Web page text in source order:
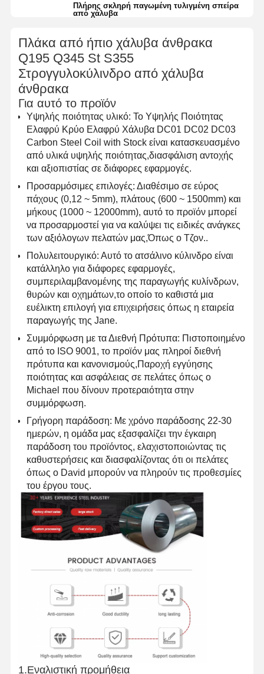
Αρχική
Σελίδα
Προϊόντα
Σχετικά Με
Εμάς
Γύρος
Εργοστασίων
Ποιοτικός
Έλεγχος
Επαφή Νέα
Ενωμένοι στενά σωλήνες χάλυβα
Χωρίς συγκόλληση σωλήνες χάλυβα
Σωλήνες από ανοξείδωτο χάλυβα
Σιδηρουργικοί σωλήνες ακριβείας
Τεχνητά κυλίνδρους
Καυτός - κυλημένες σπείρες
Ελασματοποιημένες εν ψυχρώ σπείρες
Επικάλυψη με χρώμα
Πλήρης σκληρή παγωμένη τυλιγμένη σπείρα
από χάλυβα
Πλάκα από ήπιο χάλυβα άνθρακα
Q195 Q345 St S355
Στρογγυλοκύλινδρο από χάλυβα
άνθρακα
Για αυτό το προϊόν
Υψηλής ποιότητας υλικό: Το Υψηλής Ποιότητας
Ελαφρύ Κρύο Ελαφρύ Χάλυβα DC01 DC02 DC03
Carbon Steel Coil with Stock είναι κατασκευασμένο
από υλικά υψηλής ποιότητας,διασφάλιση αντοχής
και αξιοπιστίας σε διάφορες εφαρμογές.
Προσαρμόσιμες επιλογές: Διαθέσιμο σε εύρος
πάχους (0,12 ~ 5mm), πλάτους (600 ~ 1500mm) και
μήκους (1000 ~ 12000mm), αυτό το προϊόν μπορεί
να προσαρμοστεί για να καλύψει τις ειδικές ανάγκες
των αξιόλογων πελατών μας,Όπως ο Τζον..
Πολυλειτουργικό: Αυτό το ατσάλινο κύλινδρο είναι
κατάλληλο για διάφορες εφαρμογές,
συμπεριλαμβανομένης της παραγωγής κυλίνδρων,
θυρών και οχημάτων,το οποίο το καθιστά μια
ευέλικτη επιλογή για επιχειρήσεις όπως η εταιρεία
παραγωγής της Jane.
Συμμόρφωση με τα Διεθνή Πρότυπα: Πιστοποιημένο
από το ISO 9001, το προϊόν μας πληροί διεθνή
πρότυπα και κανονισμούς,Παροχή εγγύησης
ποιότητας και ασφάλειας σε πελάτες όπως ο
Michael που δίνουν προτεραιότητα στην
συμμόρφωση.
Γρήγορη παράδοση: Με χρόνο παράδοσης 22-30
ημερών, η ομάδα μας εξασφαλίζει την έγκαιρη
παράδοση του προϊόντος, ελαχιστοποιώντας τις
καθυστερήσεις και διασφαλίζοντας ότι οι πελάτες
όπως ο David μπορούν να πληρούν τις προθεσμίες
του έργου τους.
1.Εναλιστική προμήθεια